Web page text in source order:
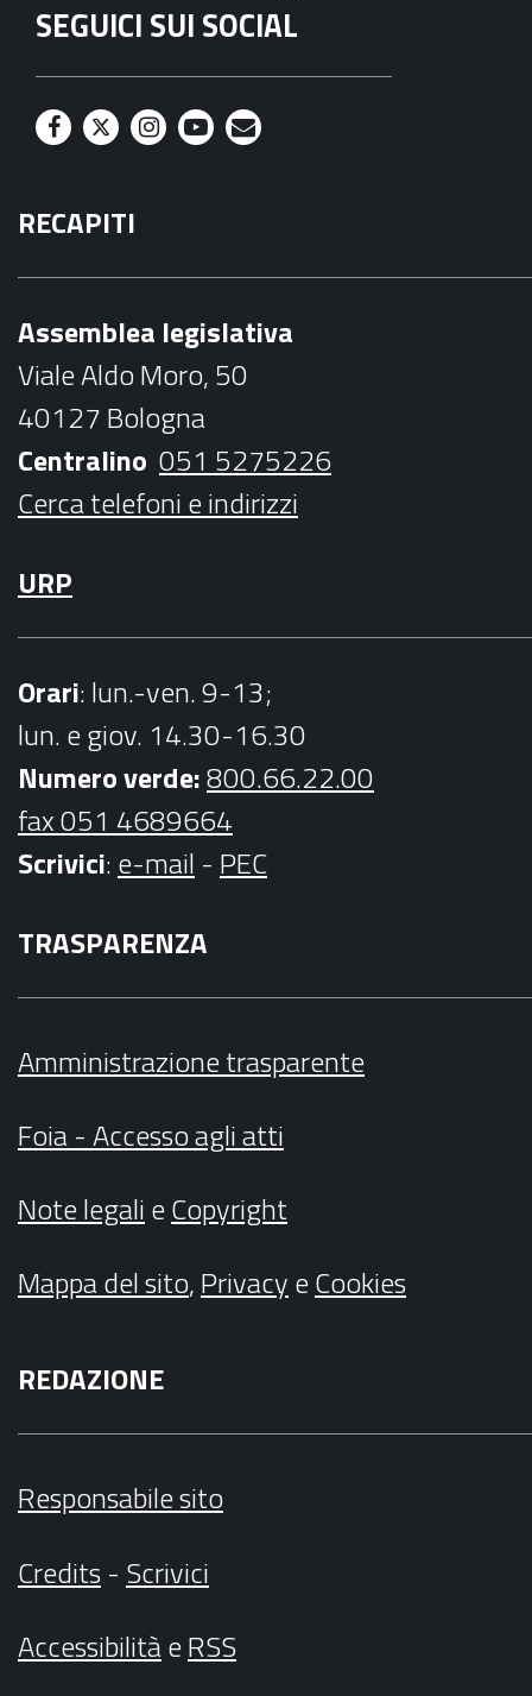
SEGUICI SUI SOCIAL
F
c
e
k
T
i
t
I
t
a
m
Y
t
b
e
M
l
RECAPITI
Assemblea legislativa
Viale Aldo Moro, 50
40127 Bologna
Centralino 051 5275226
Cerca telefoni e indirizzi
URP
Orari: lun.-ven. 9-13;
lun. e giov. 14.30-16.30
Numero verde:800.66.22.00
fax 051 4689664
Scrivici:e-mail - PEC
TRASPARENZA
Amministrazione trasparente
Foia - Accesso agli atti
Note legalieCopyright
Mappa del sito,PrivacyeCookies
REDAZIONE
Responsabile sito
Credits- Scrivici
AccessibilitàeRSS